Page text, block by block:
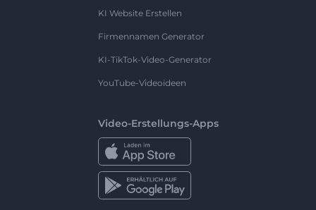
KI Website Erstellen
Firmennamen Generator
KI-TikTok-Video-Generator
YouTube-Videoideen
Video-Erstellungs-Apps